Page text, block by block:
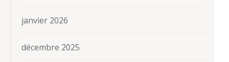
janvier 2026
décembre 2025